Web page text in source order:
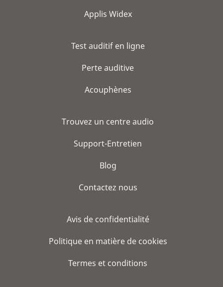
Applis Widex
Test auditif en ligne
Perte auditive
Acouphènes
Trouvez un centre audio
Support-Entretien
Blog
Contactez nous
Avis de confidentialité
Politique en matière de cookies
Termes et conditions